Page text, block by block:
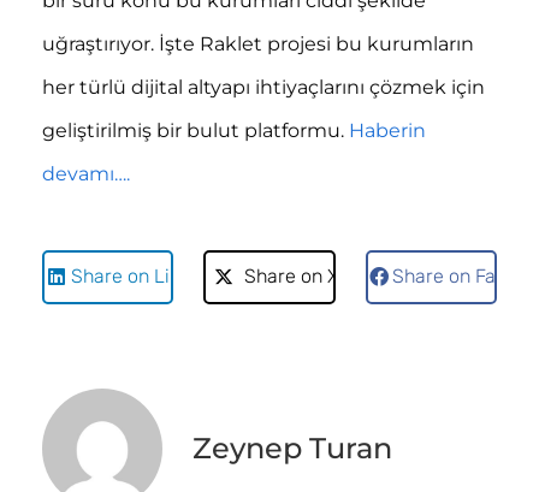
uğraştırıyor. İşte Raklet projesi bu kurumların
her türlü dijital altyapı ihtiyaçlarını çözmek için
geliştirilmiş bir bulut platformu. Haberin
devamı….
Share on LinkedIn Share on X Share on
Zeynep Turan